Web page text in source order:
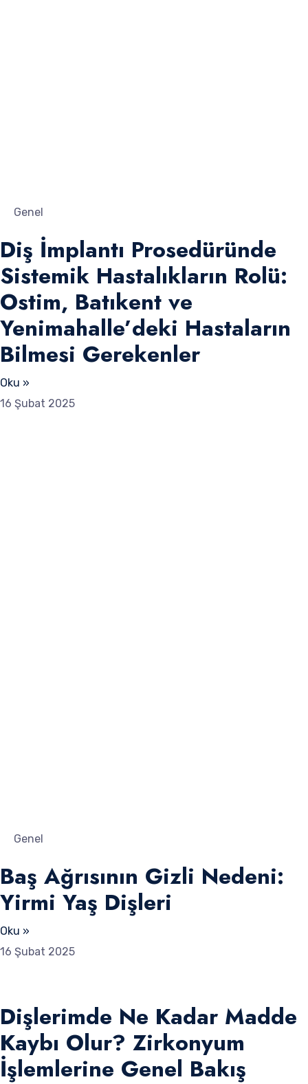
Genel
Diş İmplantı Prosedüründe
Sistemik Hastalıkların Rolü:
Ostim, Batıkent ve
Yenimahalle’deki Hastaların
Bilmesi Gerekenler
Oku »
16 Şubat 2025
Genel
Baş Ağrısının Gizli Nedeni:
Yirmi Yaş Dişleri
Oku »
16 Şubat 2025
Dişlerimde Ne Kadar Madde
Kaybı Olur? Zirkonyum
İşlemlerine Genel Bakış